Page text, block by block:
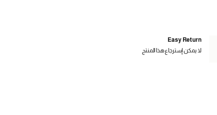
Easy Return
لا يمكن إسترجاع هذا المنتج